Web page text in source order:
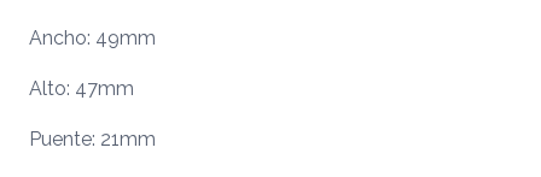
Ancho: 49mm
Alto: 47mm
Puente: 21mm